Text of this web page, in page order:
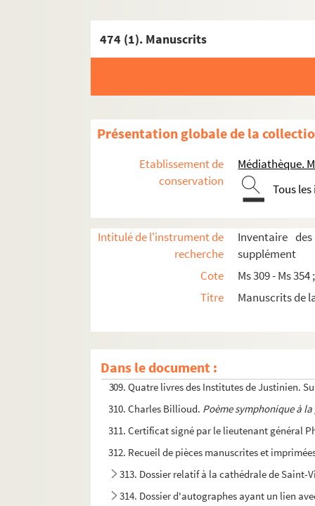
474 (1). Manuscrits
Présentation globale de la
Etablissement de
conservation
Médiathèque.
Tous
Intitulé de l'instrument de
recherche
Inventaire
supplément
Cote
Ms 309 - Ms 354
Titre
Manuscrits de
Dans le document :
309. Quatre livres des Institutes de Justinien.
310. Charles Billioud. Poème symphonique à
311. Certificat signé par le lieutenant général
312. Recueil de pièces manuscrites et
313. Dossier relatif à la cathédrale de Saint-
314. Dossier d'autographes ayant un lien